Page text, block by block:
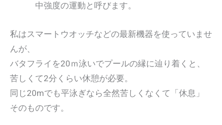
中強度の運動と呼びます。
私はスマートウオッチなどの最新機器を使っていませ
んが、
バタフライを20ｍ泳いでプールの縁に辿り着くと、
苦しくて2分くらい休憩が必要。
同じ20mでも平泳ぎなら全然苦しくなくて「休息」
そのものです。